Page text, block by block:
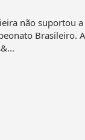
não suportou
Brasileiro.